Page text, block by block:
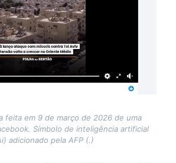
feita em 9 de março de 2026 de uma
Símbolo de inteligência artificial
adicionado pela AFP (.)